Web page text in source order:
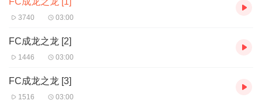
3740 03:00
FC成龙之龙 [2]
1446 03:00
FC成龙之龙 [3]
1516 03:00